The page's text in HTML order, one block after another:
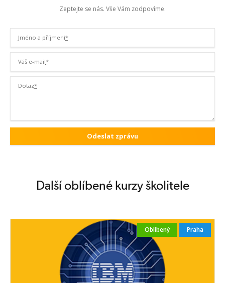
Zeptejte se nás. Vše Vám zodpovíme.
Jméno a příjmení*
Váš e-mail*
Dotaz*
Další oblíbené kurzy školitele
Oblíbený Praha